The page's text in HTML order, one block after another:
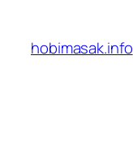
content
hobimasak.info